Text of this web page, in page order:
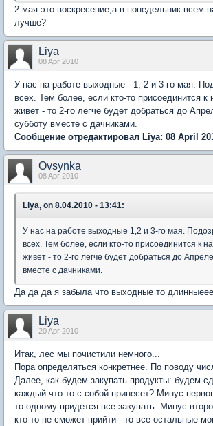
2 мая это воскресение,а в понедельник всем
лучше?
Liya
08 Apr 2010
У нас на работе выходные - 1, 2 и 3-го мая.
всех. Тем более, если кто-то присоединится
живет - то 2-го легче будет добраться до
субботу вместе с дачниками.
Сообщение отредактировал Liya: 08 April
Ovsynka
08 Apr 2010
Liya, on 8.04.2010 - 13:41:
У нас на работе выходные 1,2 и 3-го мая.
всех. Тем более, если кто-то присоединится к
живет - то 2-го легче будет добраться до
вместе с дачниками.
Да да да я забыла что выходные то
Liya
20 Apr 2010
Итак, лес мы почистили немного...
Пора определяться конкретнее. По поводу
Далее, как будем закупать продукты: будем
каждый что-то с собой принесет? Минус
то одному придется все закупать. Минус
кто-то не сможет прийти - то все остальные